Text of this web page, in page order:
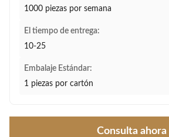
1000 piezas por semana
El tiempo de entrega:
10-25
Embalaje Estándar:
1 piezas por cartón
Consulta ahora